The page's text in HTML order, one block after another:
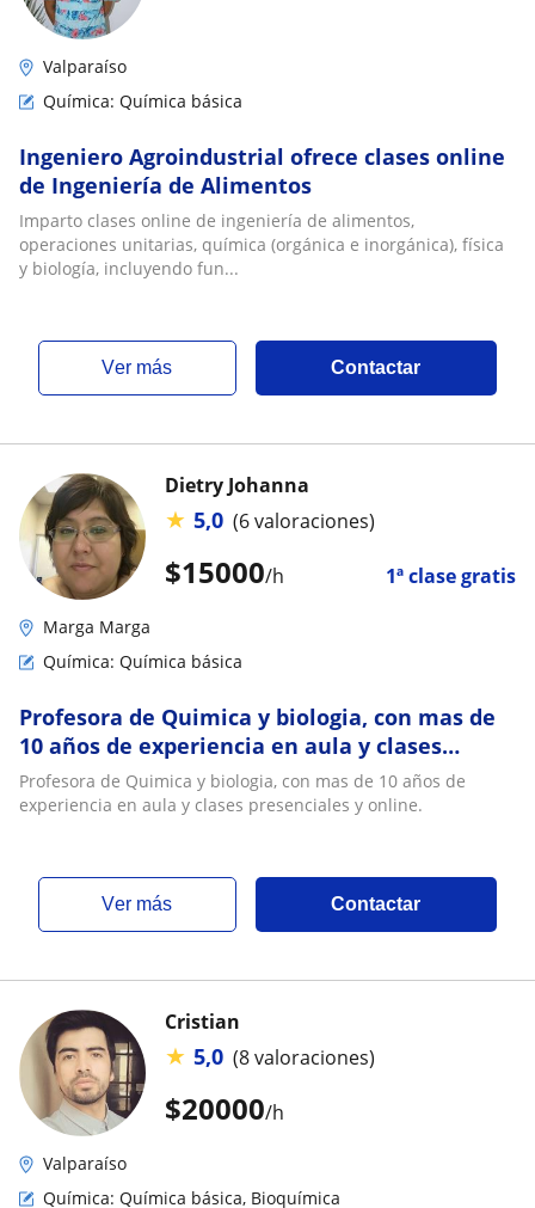
Valparaíso
Química: Química básica
Ingeniero Agroindustrial ofrece clases online
de Ingeniería de Alimentos
Imparto clases online de ingeniería de alimentos,
operaciones unitarias, química (orgánica e inorgánica), física
y biología, incluyendo fun...
ver más Contactar
$15000/h 1ª clase gratis
Dietry Johanna
★ 5,0 (6 valoraciones)
Marga Marga
Química: Química básica
Profesora de Quimica y biologia, con mas de
10 años de experiencia en aula y clases
presenciales y online
Profesora de Quimica y biologia, con mas de 10 años de
experiencia en aula y clases presenciales y online.
ver más Contactar
$20000/h
Cristian
★ 5,0 (8 valoraciones)
Valparaíso
Química: Química básica, Bioquímica